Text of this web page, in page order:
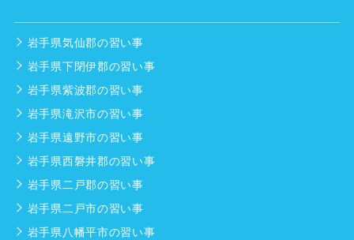
岩手県気仙郡の習い事
岩手県下閉伊郡の習い事
岩手県紫波郡の習い事
岩手県滝沢市の習い事
岩手県遠野市の習い事
岩手県西磐井郡の習い事
岩手県二戸郡の習い事
岩手県二戸市の習い事
岩手県八幡平市の習い事